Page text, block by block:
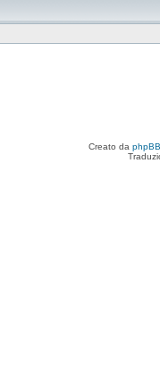
Creato da phpBB